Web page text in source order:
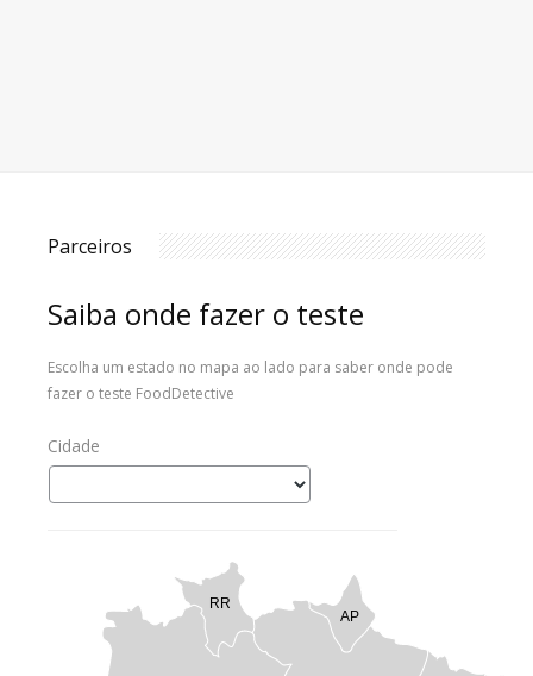
Parceiros
Saiba onde fazer o teste
Escolha um estado no mapa ao lado para saber onde pode
fazer o teste FoodDetective
Cidade
AP
RR